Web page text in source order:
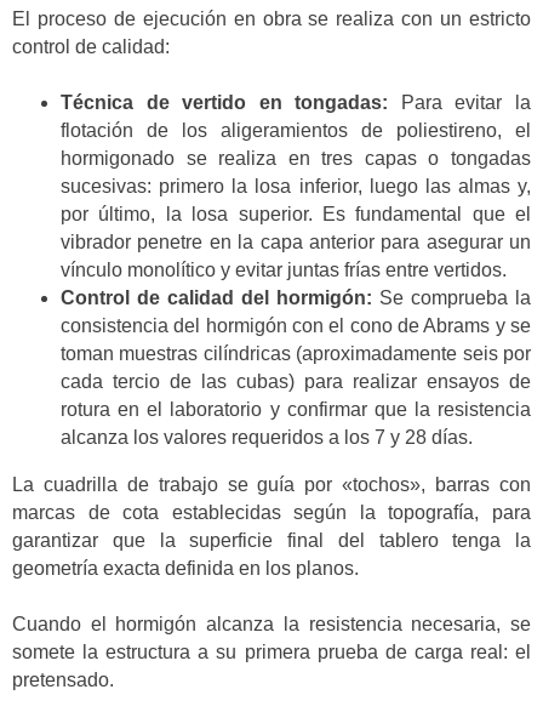
El proceso de ejecución en obra se realiza con un estricto
control de calidad:
Técnica de vertido en tongadas: Para evitar la
flotación de los aligeramientos de poliestireno, el
hormigonado se realiza en tres capas o tongadas
sucesivas: primero la losa inferior, luego las almas y,
por último, la losa superior. Es fundamental que el
vibrador penetre en la capa anterior para asegurar un
vínculo monolítico y evitar juntas frías entre vertidos.
Control de calidad del hormigón: Se comprueba la
consistencia del hormigón con el cono de Abrams y se
toman muestras cilíndricas (aproximadamente seis por
cada tercio de las cubas) para realizar ensayos de
rotura en el laboratorio y confirmar que la resistencia
alcanza los valores requeridos a los 7 y 28 días.
La cuadrilla de trabajo se guía por «tochos», barras con
marcas de cota establecidas según la topografía, para
garantizar que la superficie final del tablero tenga la
geometría exacta definida en los planos.
Cuando el hormigón alcanza la resistencia necesaria, se
somete la estructura a su primera prueba de carga real: el
pretensado.